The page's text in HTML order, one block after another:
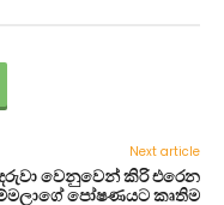
Next article
වෙනුවෙන් කිරි එරෙන
පෝෂණයට කෘතිම